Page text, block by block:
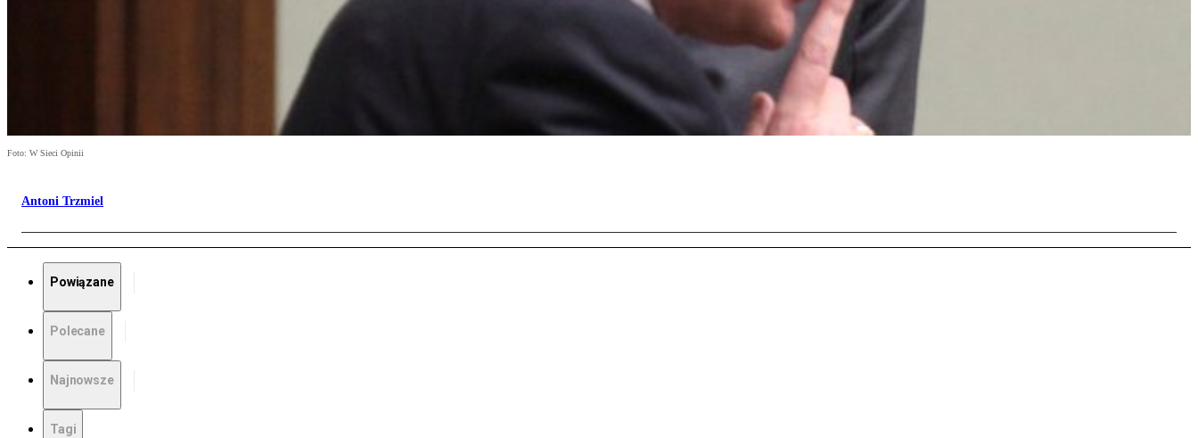
Foto: W Sieci Opinii
Antoni Trzmiel
Powiązane
Polecane
Najnowsze
Tagi